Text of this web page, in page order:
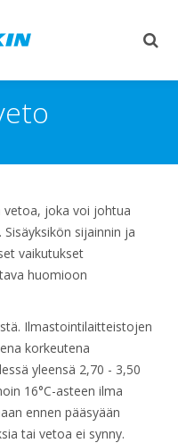
vetoa, joka voi johtua
sijainnin ja
vaikutukset
huomioon
Ilmastointilaitteistojen
korkeutena
yleensä 2,70 - 3,50
16°C-asteen ilma
ennen pääsyään
tai vetoa ei synny.